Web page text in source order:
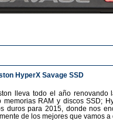
HyperX Savage SSD
lleva todo el año renovando
memorias RAM y discos SSD;
duros para 2015, donde nos
de los mejores que vamos